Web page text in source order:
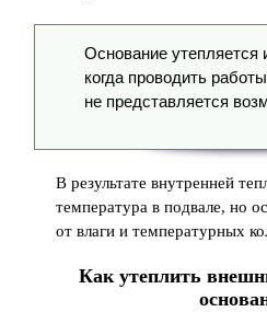
Основание утепляется
когда проводить
не представляется
В результате внутренней
температура в подвале, но
от влаги и температурных
Как утеплить